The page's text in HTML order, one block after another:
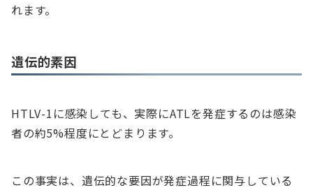
れます。
遺伝的素因
HTLV-1に感染しても、実際にATLを発症するのは感染
者の約5%程度にとどまります。
この事実は、遺伝的な要因が発症過程に関与している